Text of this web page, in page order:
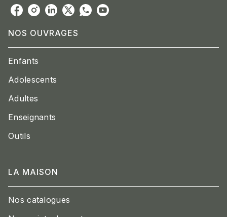
NOS OUVRAGES
Enfants
Adolescents
Adultes
Enseignants
Outils
LA MAISON
Nos catalogues